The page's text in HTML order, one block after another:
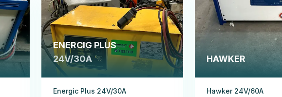
ENERCIG PLUS
24V/30A
Energic Plus 24V/30A
HAWKER
Hawker 24V/60A